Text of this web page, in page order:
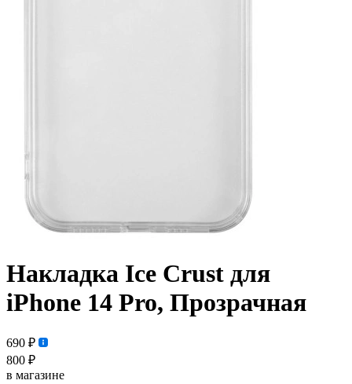
Накладка Ice Crust для
iPhone 14 Pro, Прозрачная
690 ₽
800 ₽
в магазине